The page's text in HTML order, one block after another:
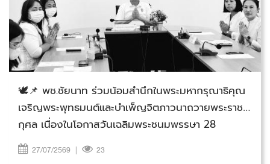
วันจันทร์ที่ 27 กรกฎาคม 2569
🕊️📌 พช.ชัยนาท ร่วมน้อมสำนึกในพระมหากรุณาธิคุณ
เจริญพระพุทธมนต์และบำเพ็ญจิตภาวนาถวายพระราช
กุศล เนื่องในโอกาสวันเฉลิมพระชนมพรรษา 28
กรกฎาคม 2569 ภายใต้โครงการ “วัด ประชา รัฐ สร้าง
สุข” 27/07/2569 | 23